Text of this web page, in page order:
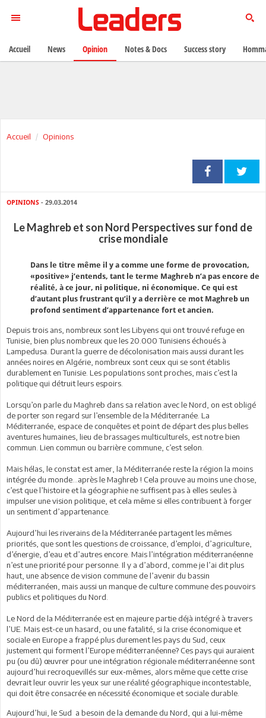
Accueil Opinions
OPINIONS - 29.03.2014
Le Maghreb et son Nord Perspectives sur fond de
crise mondiale
Dans le titre même il y a comme une forme de provocation,
«positive» j’entends, tant le terme Maghreb n’a pas encore de
réalité, à ce jour, ni politique, ni économique. Ce qui est
d’autant plus frustrant qu’il y a derrière ce mot Maghreb un
profond sentiment d’appartenance fort et ancien.
Depuis trois ans, nombreux sont les Libyens qui ont trouvé refuge en
Tunisie, bien plus nombreux que les 20.000 Tunisiens échoués à
Lampedusa. Durant la guerre de décolonisation mais aussi durant les
années noires en Algérie, nombreux sont ceux qui se sont établis
durablement en Tunisie. Les populations sont proches, mais c’est la
politique qui détruit leurs espoirs.
Lorsqu’on parle du Maghreb dans sa relation avec le Nord, on est obligé
de porter son regard sur l’ensemble de la Méditerranée. La
Méditerranée, espace de conquêtes et point de départ des plus belles
aventures humaines, lieu de brassages multiculturels, est notre bien
commun. Lien commun ou barrière commune, c’est selon.
Mais hélas, le constat est amer, la Méditerranée reste la région la moins
intégrée du monde…après le Maghreb ! Cela prouve au moins une chose,
c’est que l’histoire et la géographie ne suffisent pas à elles seules à
impulser une vision politique, et cela même si elles contribuent à forger
un sentiment d’appartenance.
Aujourd’hui les riverains de la Méditerranée partagent les mêmes
priorités, que sont les questions de croissance, d’emploi, d’agriculture,
d’énergie, d’eau et d’autres encore. Mais l’intégration méditerranéenne
n’est une priorité pour personne. Il y a d’abord, comme je l’ai dit plus
haut, une absence de vision commune de l’avenir du bassin
méditerranéen, mais aussi un manque de culture commune des pouvoirs
publics et politiques du Nord.
Le Nord de la Méditerranée est en majeure partie déjà intégré à travers
l’UE. Mais est-ce un hasard, ou une fatalité, si la crise économique et
sociale en Europe a frappé plus durement les pays du Sud, ceux
justement qui forment l’Europe méditerranéenne? Ces pays qui auraient
pu (ou dû) œuvrer pour une intégration régionale méditerranéenne sont
aujourd’hui recroquevillés sur eux-mêmes, alors même que cette crise
devrait leur ouvrir les yeux sur une réalité géographique incontestable,
qui doit être consacrée en nécessité économique et sociale durable.
Aujourd’hui, le Sud a besoin de la demande du Nord, qui a lui-même
Accueil News Opinion Notes & Docs Success story